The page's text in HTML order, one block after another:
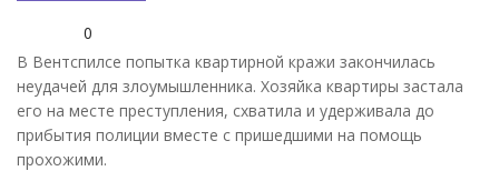
0
В Вентспилсе попытка квартирной кражи закончилась
неудачей для злоумышленника. Хозяйка квартиры застала
его на месте преступления, схватила и удерживала до
прибытия полиции вместе с пришедшими на помощь
прохожими.